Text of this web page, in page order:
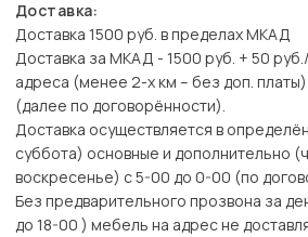
Доставка:
Доставка 1500 руб. в пределах МКАД
Доставка за МКАД - 1500 руб. + 50
адреса (менее 2-х км – без доп.
(далее по договорённости).
Доставка осуществляется в
суббота) основные и дополнительно
воскресенье) с 5-00 до 0-00 (по
Без предварительного прозвона за
до 18-00 ) мебель на адрес не